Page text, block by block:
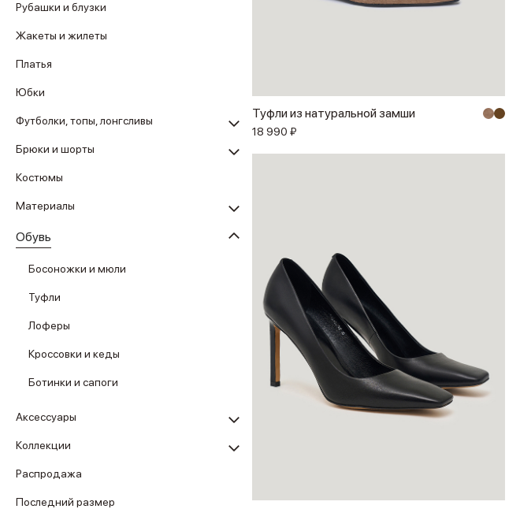
Рубашки и блузки
Жакеты и жилеты
Платья
Юбки
Футболки, топы, лонгсливы
Брюки и шорты
Костюмы
Материалы
Обувь
Босоножки и мюли
Туфли
Лоферы
Кроссовки и кеды
Ботинки и сапоги
Аксессуары
Коллекции
Распродажа
Последний размер
Туфли из натуральной замши
18 990 ₽